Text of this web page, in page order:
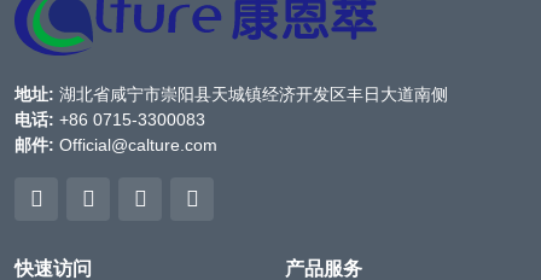
地址: 湖北省咸宁市崇阳县天城镇经济开发区丰日大道南侧
电话: +86 0715-3300083
邮件: Official@calture.com
快速访问 产品服务